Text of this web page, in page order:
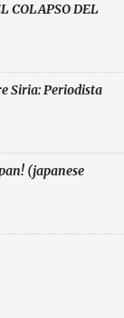
COLAPSO DEL
Siria: Periodista
(japanese